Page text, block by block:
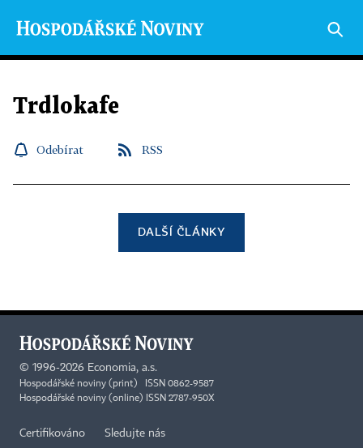
Trdlokafe
Odebírat RSS
DALŠÍ ČLÁNKY
© 1996-2026 Economia, a.s.
Hospodářské noviny (print) ISSN 0862-9587
Hospodářské noviny (online) ISSN 2787-950X
Certifikováno Sledujte nás